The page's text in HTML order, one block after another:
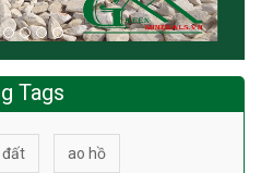
Tags
đất ao hồ